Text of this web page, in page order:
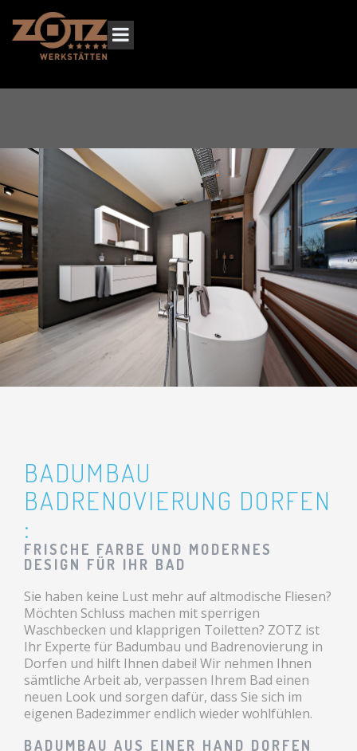
BADUMBAU
BADRENOVIERUNG DORFEN
:
FRISCHE FARBE UND MODERNES
DESIGN FÜR IHR BAD
Sie haben keine Lust mehr auf altmodische Fliesen?
Möchten Schluss machen mit sperrigen
Waschbecken und klapprigen Toiletten? ZOTZ ist
Ihr Experte für Badumbau und Badrenovierung in
Dorfen und hilft Ihnen dabei! Wir nehmen Ihnen
sämtliche Arbeit ab, verpassen Ihrem Bad einen
neuen Look und sorgen dafür, dass Sie sich im
eigenen Badezimmer endlich wieder wohlfühlen.
BADUMBAU AUS EINER HAND DORFEN